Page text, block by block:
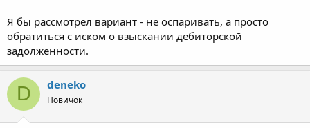
Я бы рассмотрел вариант - не оспаривать, а просто
обратиться с иском о взыскании дебиторской
задолженности.
D deneko
Новичок